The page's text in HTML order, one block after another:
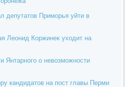
депутатов Приморья уйти в
Леонид Коржинек уходит на
Янтарного о невозможности
кандидатов на пост главы Перми